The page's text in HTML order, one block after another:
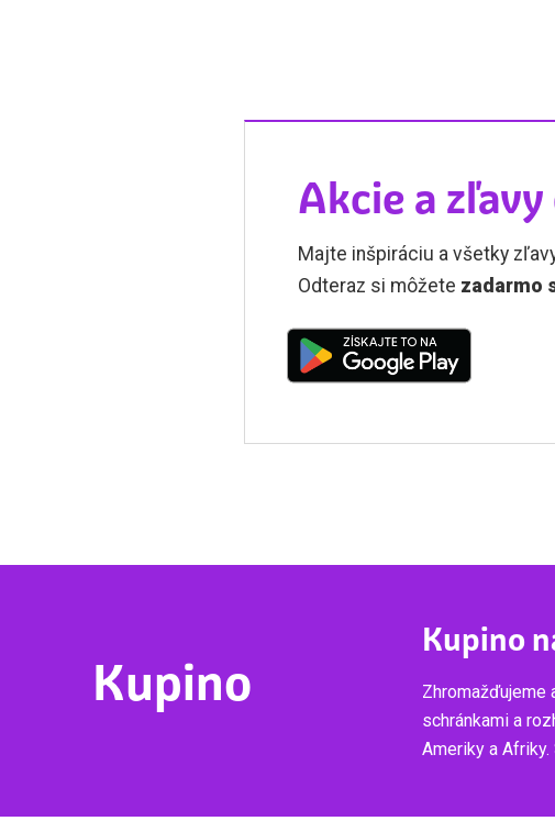
Akcie a
Majte inšpiráciu a všetky
Odteraz si môžete zadarmo
Kupino
Kupino
Zhromažďujeme
schránkami a
Ameriky a